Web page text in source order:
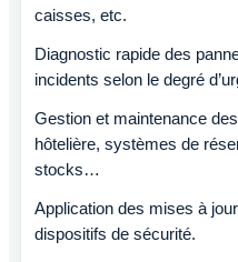
caisses, etc.
Diagnostic rapide des
incidents selon le degré
Gestion et maintenance
hôtelière, systèmes de
stocks…
Application des mises à
dispositifs de sécurité.